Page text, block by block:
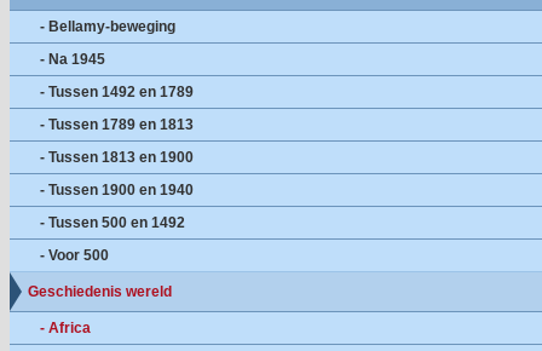
- Bellamy-beweging
- Na 1945
- Tussen 1492 en 1789
- Tussen 1789 en 1813
- Tussen 1813 en 1900
- Tussen 1900 en 1940
- Tussen 500 en 1492
- Voor 500
Geschiedenis wereld
- Africa